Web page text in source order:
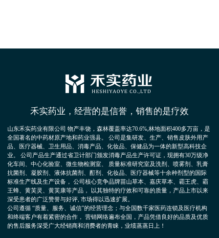
禾实药业，经营的是信誉，销售的是疗效
山东禾实药业有限公司 物产丰饶，森林覆盖率达70.6%,林地面积400多万亩，是
全国著名的中药材原产地和药业强县。 公司是集研发、生产、销售皮肤外用产
品、医疗器械、卫生用品、消毒产品、化妆品、保健品为一体的新型高科技企
业。 公司产品生产通过省卫计部门颁发消毒产品生产许可证，现拥有30万级净
化车间、中心化验室、微生物检测室、 质量标准研究室及洗剂、喷雾剂、乳膏
抗菌剂、凝胶剂、液体抗菌剂、酊剂、化妆品、医疗器械等十余种剂型的国际
标准生产线及生产设备， 公司核心竞争品牌苗山草本、嘉庆草本、霸王虎、霸
王蜂、黄芙灵、黄芙康等产品， 以其独特的疗效和可靠的质量，产品上市以来
深受患者的广泛赞誉与好评, 市场得以迅速扩展。
公司遵循 “质量、服务、诚信”的经营理念；与全国数千家医药连锁及医疗机构
和终端客户有着紧密的合作， 营销网络遍布全国，产品凭借良好的品质及优质
的售后服务深受广大经销商和消费者的青睐，业绩蒸蒸日上！